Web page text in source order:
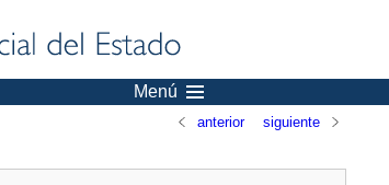
Menú
anterior siguiente